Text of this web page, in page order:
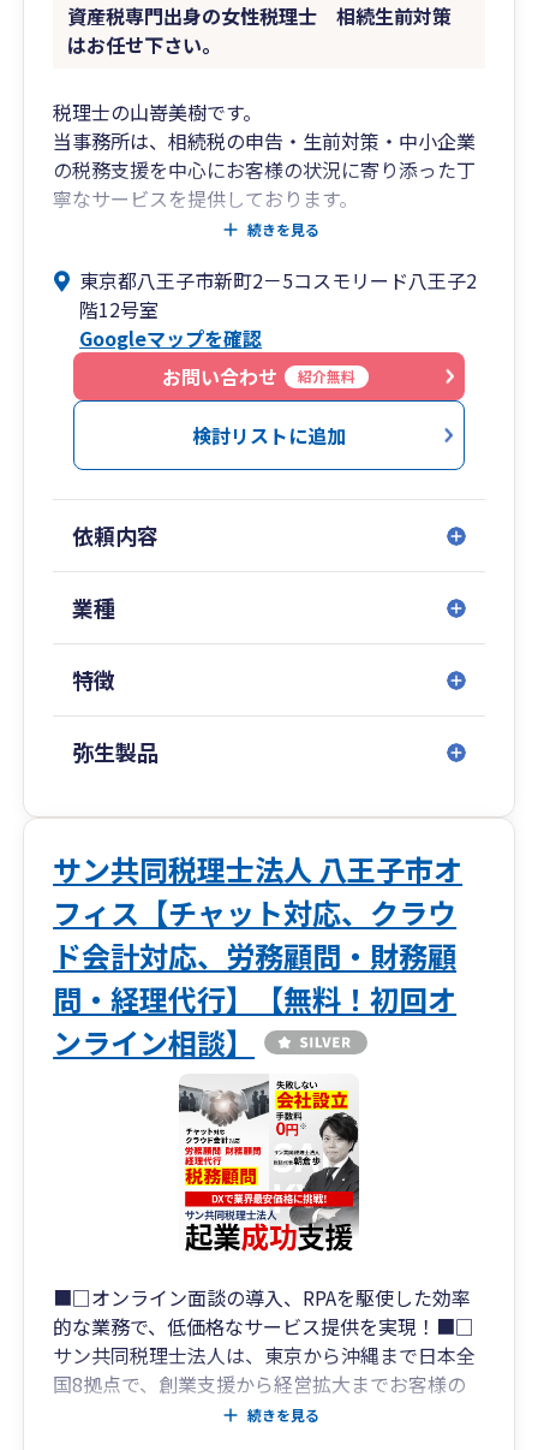
を用いて“見える化”！
経営に必要なお金の流れを理解することができ
⇒【経営支援クラウドbixid】を使ったり、税理
士独自の目線で資料を作成して、経営をサポート
していきます！
◆社長や経理スタッフのお困りごとを伺い、経理
を効率化するお手伝いをします。
⇒「どんな質問でも相談しやすいため、経理ス
タッフが安心して働いてくれるので、経理が定着
して良かった。」「残業が減った。」などお喜び
の声をいただいております。
資産税専門出身の女性税理士 相続生前対策
はお任せ下さい。
税理士の山嵜美樹です。
当事務所は、相続税の申告・生前対策・中小企業
の税務支援を中心にお客様の状況に寄り添った丁
寧なサービスを提供しております。
会議室を提携しております。
また、オンラインによるZOOM面談やデータのや
りとりなどで柔軟に対応させて頂きます。
豊富な経験と専門知識を活かし、お客様のご期待
にお応えできるよう努めてまいります。
迅速かつ丁寧な対応で、信頼のおけるパートナー
としてお客様のビジネス成長をサポートしますの
心より、ご連絡をお待ちしております。
続きを見る
東京都八王子市新町2－5コスモリード八王子2
階12号室
Googleマップを確認
お問い合わせ
紹介無料
検討リストに追加
依頼内容
業種
特徴
弥生製品
サン共同税理士法人 八王子市オ
フィス【チャット対応、クラウ
ド会計対応、労務顧問・財務顧
問・経理代行】【無料！初回オ
ンライン相談】
■□オンライン面談の導入、RPAを駆使した効率
的な業務で、低価格なサービス提供を実現！■□
サン共同税理士法人は、東京から沖縄まで日本全
国8拠点で、創業支援から経営拡大までお客様の
あらゆるニーズに対応した幅広いサービスを提供
続きを見る